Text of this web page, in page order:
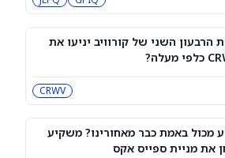
מעקב? ג'פריס גרופ שוקלת את
הספקולציות על מיזוג בין SpaceX
הסל הטובות ביותר להשקעה,
VV
הרבעון השני של קורוויב יניעו את
CRWV
מכול באמת כבר מאחורינו? משקיע
את מניית ספייס אקס